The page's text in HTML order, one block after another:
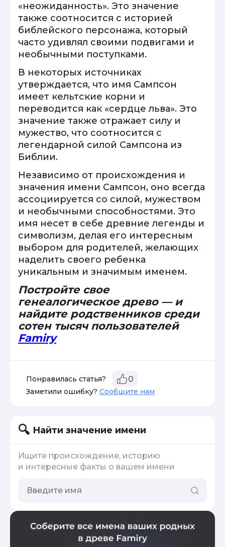
«неожиданность». Это значение
также соотносится с историей
библейского персонажа, который
часто удивлял своими подвигами и
необычными поступками.
В некоторых источниках
утверждается, что имя Сампсон
имеет кельтские корни и
переводится как «сердце льва». Это
значение также отражает силу и
мужество, что соотносится с
легендарной силой Сампсона из
Библии.
Независимо от происхождения и
значения имени Сампсон, оно всегда
ассоциируется со силой, мужеством
и необычными способностями. Это
имя несет в себе древние легенды и
символизм, делая его интересным
выбором для родителей, желающих
наделить своего ребенка
уникальным и значимым именем.
Постройте свое
генеалогическое древо — и
найдите родственников среди
сотен тысяч пользователей
Famiry
Понравилась статья? 0
Заметили ошибку? Сообщите нам
Найти значение имени
Ищите происхождение, историю
и интересные факты о вашем имени